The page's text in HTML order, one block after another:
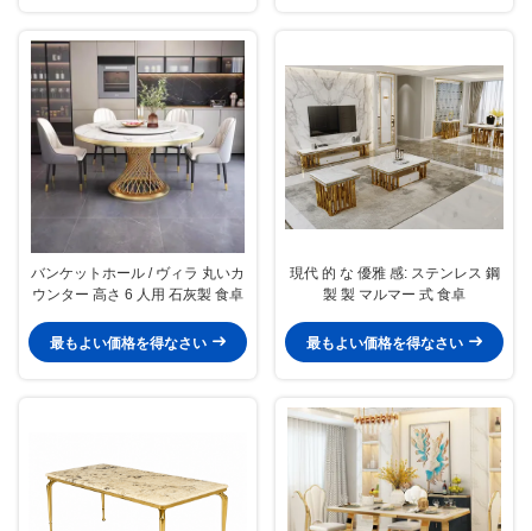
バンケットホール / ヴィラ 丸いカ
ウンター 高さ 6 人用 石灰製 食卓
最もよい価格を得なさい
現代 的 な 優雅 感: ステンレス 鋼
製 製 マルマー 式 食卓
最もよい価格を得なさい